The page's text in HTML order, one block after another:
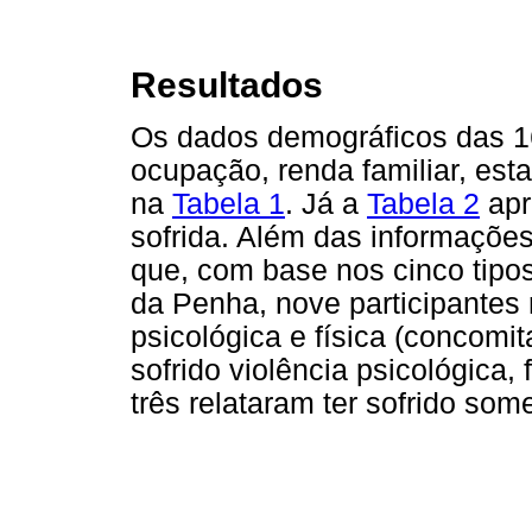
Resultados
Os dados demográficos das
ocupação, renda familiar,
na Tabela 1. Já a Tabela 2
sofrida. Além das
que, com base nos cinco
da Penha, nove
psicológica e física
sofrido violência psicológica,
três relataram ter sofrido